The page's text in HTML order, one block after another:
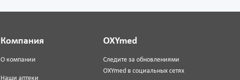
Компания
О компании
Наши аптеки
OXYmed
Следите за обновлениями
OXYmed в социальных сетях